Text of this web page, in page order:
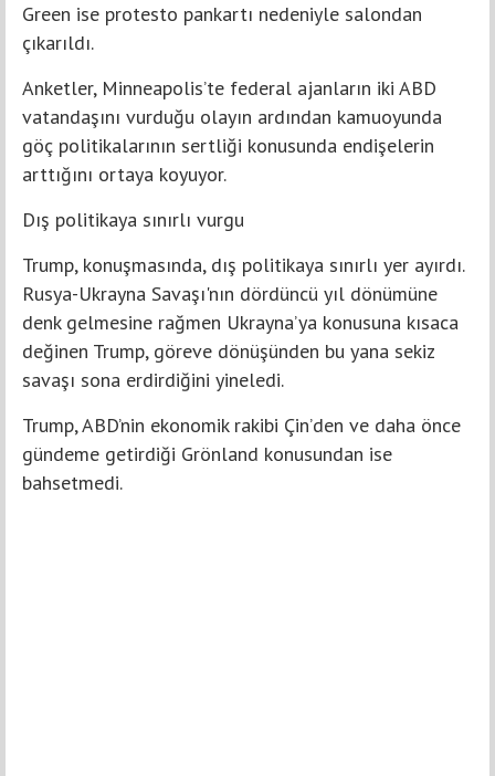
Green ise protesto pankartı nedeniyle salondan
çıkarıldı.
Anketler, Minneapolis’te federal ajanların iki ABD
vatandaşını vurduğu olayın ardından kamuoyunda
göç politikalarının sertliği konusunda endişelerin
arttığını ortaya koyuyor.
Dış politikaya sınırlı vurgu
Trump, konuşmasında, dış politikaya sınırlı yer ayırdı.
Rusya-Ukrayna Savaşı'nın dördüncü yıl dönümüne
denk gelmesine rağmen Ukrayna’ya konusuna kısaca
değinen Trump, göreve dönüşünden bu yana sekiz
savaşı sona erdirdiğini yineledi.
Trump, ABD’nin ekonomik rakibi Çin’den ve daha önce
gündeme getirdiği Grönland konusundan ise
bahsetmedi.